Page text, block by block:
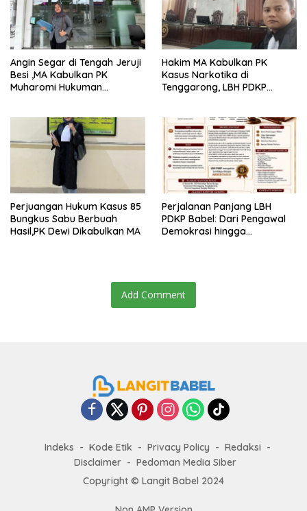
Angin Segar di Tengah Jeruji
Besi ,MA Kabulkan PK
Muharomi Hukuman
Hakim MA Kabulkan PK
Kasus Narkotika di
Tenggarong, LBH PDKP
Berkeadilan
Perjuangan Hukum Kasus 85
Bungkus Sabu Berbuah
Hasil,PK Dewi Dikabulkan MA
Perjalanan Panjang LBH
PDKP Babel: Dari Pengawal
Demokrasi hingga
Add Comment
Indeks Kode Etik Privacy Policy
Redaksi
Disclaimer
Pedoman Media Siber
Copyright © Langit Babel 2024